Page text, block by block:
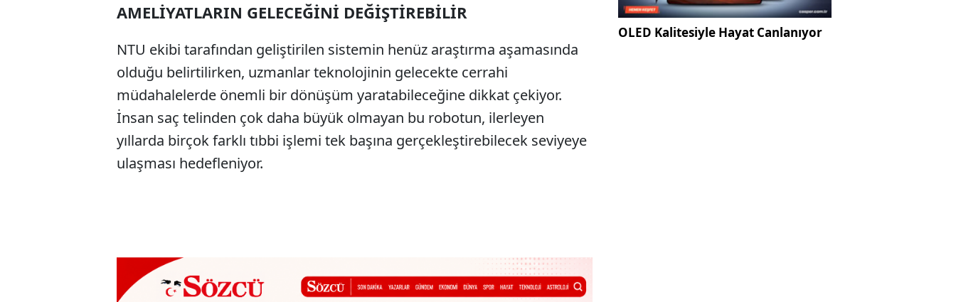
AMELİYATLARIN GELECEĞİNİ DEĞİŞTİREBİLİR
NTU ekibi tarafından geliştirilen sistemin henüz araştırma aşamasında
olduğu belirtilirken, uzmanlar teknolojinin gelecekte cerrahi
müdahalelerde önemli bir dönüşüm yaratabileceğine dikkat çekiyor.
İnsan saç telinden çok daha büyük olmayan bu robotun, ilerleyen
yıllarda birçok farklı tıbbi işlemi tek başına gerçekleştirebilecek seviyeye
ulaşması hedefleniyor.
OLED Kalitesiyle Hayat Canlanıyor